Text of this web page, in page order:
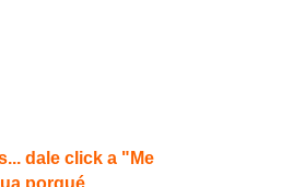
dale click a "Me
porqué